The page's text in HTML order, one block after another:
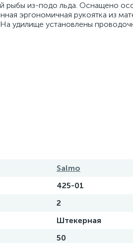
рыбы из-подо льда. Оснащено
эргономичная рукоятка из
удилище установлены
Salmo
425-01
2
Штекерная
50